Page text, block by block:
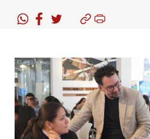
Académicos
Funcionarios
Alumni
English